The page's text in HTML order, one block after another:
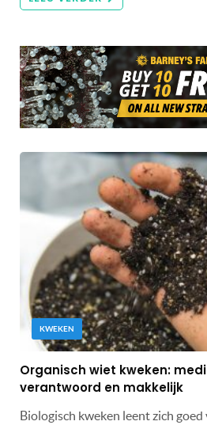
KWEKEN
Organisch wiet kweken:
verantwoord en makkelijk
Biologisch kweken leent zich